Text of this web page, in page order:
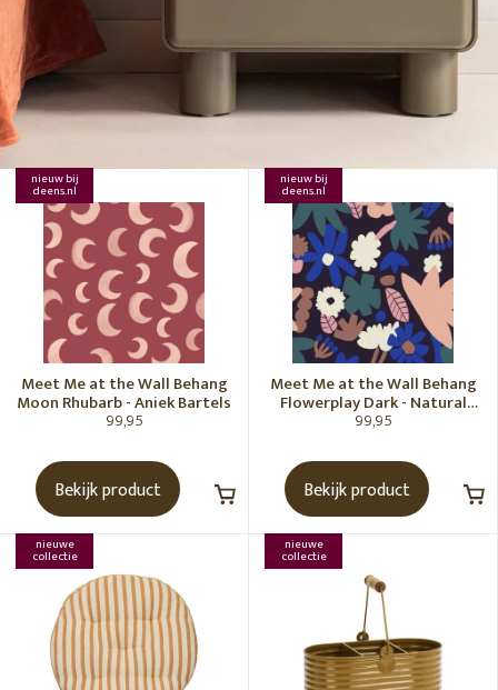
nieuw bij
deens.nl
Meet Me at the Wall Behang
Moon Rhubarb - Aniek Bartels
99,95
Bekijk product
nieuw bij
deens.nl
Meet Me at the Wall Behang
Flowerplay Dark - Natural
Noord
99,95
Bekijk product
nieuwe
collectie
nieuwe
collectie